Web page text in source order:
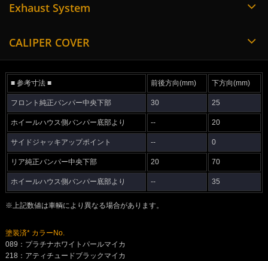
Exhaust System
CALIPER COVER
■ 参考寸法 ■ 前後方向(mm) 下方向(mm)
フロント純正バンパー中央下部 30 25
ホイールハウス側バンパー底部より -- 20
サイドジャッキアップポイント -- 0
リア純正バンパー中央下部 20 70
ホイールハウス側バンパー底部より -- 35
※上記数値は車輌により異なる場合があります。
塗装済* カラーNo.
089：プラチナホワイトパールマイカ
218：アティチュードブラックマイカ